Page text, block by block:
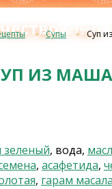
с 1993 г.
Супы Суп
ИЗ МАША
, вода,
, асафетида,
, гарам масала